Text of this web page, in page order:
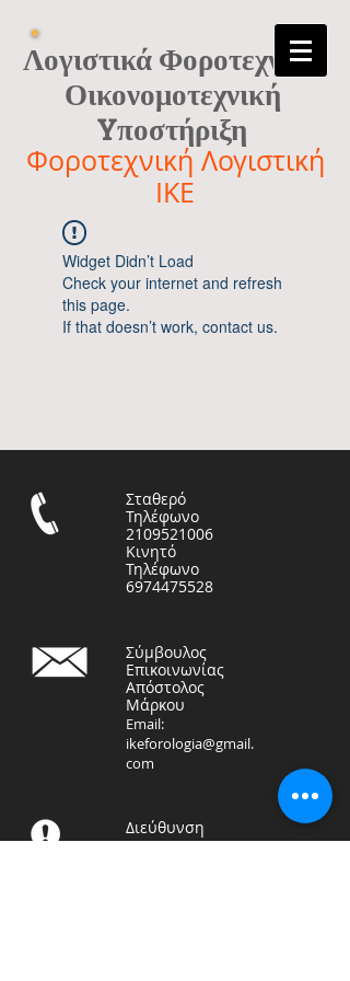
Λογιστικά Φοροτεχνικά
Οικονομοτεχνική
Yποστήριξη
Φοροτεχνική Λογιστική
ΙΚΕ
Widget Didn’t Load
Check your internet and refresh
this page.
If that doesn’t work, contact us.
Σταθερό
Τηλέφωνο
2109521006
Κινητό
Τηλέφωνο
6974475528
Σύμβουλος
Επικοινωνίας
Απόστολος
Μάρκου
Email:
ikeforologia@gmail.
com
Διεύθυνση
ΦΟΡΟΤΕΧΝΙΚΗ ΛΟΓΙΣΤΙΚΗ